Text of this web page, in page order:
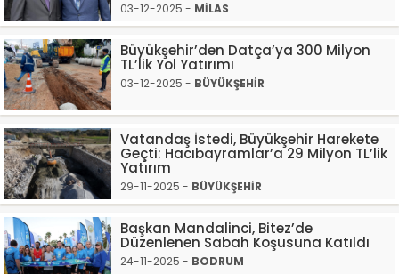
03-12-2025 - MİLAS
Büyükşehir’den Datça’ya 300 Milyon
TL’lik Yol Yatırımı
03-12-2025 - BÜYÜKŞEHİR
Vatandaş İstedi, Büyükşehir Harekete
Geçti: Hacıbayramlar’a 29 Milyon TL’lik
Yatırım
29-11-2025 - BÜYÜKŞEHİR
Başkan Mandalinci, Bitez’de
Düzenlenen Sabah Koşusuna Katıldı
24-11-2025 - BODRUM